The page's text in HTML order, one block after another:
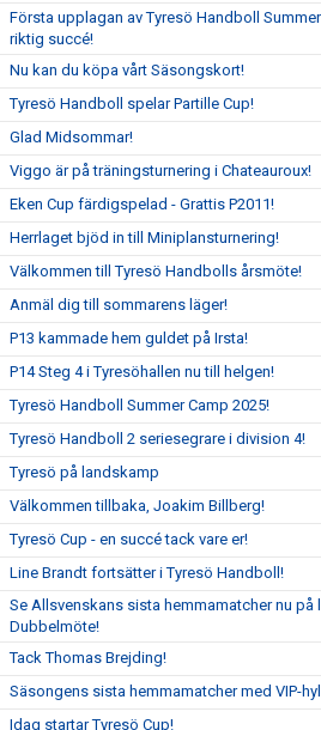
Första upplagan av Tyresö Handboll
riktig succé!
Nu kan du köpa vårt Säsongskort!
Tyresö Handboll spelar Partille Cup!
Glad Midsommar!
Viggo är på träningsturnering i Chateauroux!
Eken Cup färdigspelad - Grattis P2011!
Herrlaget bjöd in till Miniplansturnering!
Välkommen till Tyresö Handbolls årsmöte!
Anmäl dig till sommarens läger!
P13 kammade hem guldet på Irsta!
P14 Steg 4 i Tyresöhallen nu till helgen!
Tyresö Handboll Summer Camp 2025!
Tyresö Handboll 2 seriesegrare i division 4!
Tyresö på landskamp
Välkommen tillbaka, Joakim Billberg!
Tyresö Cup - en succé tack vare er!
Line Brandt fortsätter i Tyresö Handboll!
Se Allsvenskans sista hemmamatcher nu på
Dubbelmöte!
Tack Thomas Brejding!
Säsongens sista hemmamatcher med VIP-
Idag startar Tyresö Cup!